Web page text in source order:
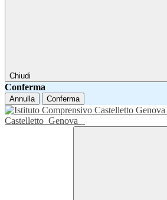
Chiudi
Conferma
Annulla Conferma
Castelletto Genova